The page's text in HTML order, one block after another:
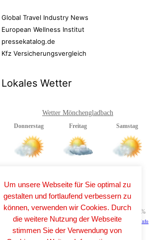
Global Travel Industry News
European Wellness Institut
pressekatalog.de
Kfz Versicherungsvergleich
Lokales Wetter
Wetter Mönchengladbach
Um unsere Webseite für Sie optimal zu
gestalten und fortlaufend verbessern zu
können, verwenden wir Cookies. Durch
die weitere Nutzung der Webseite
stimmen Sie der Verwendung von